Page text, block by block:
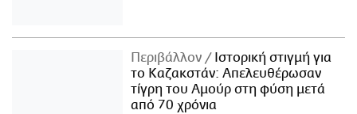
Περιβάλλον
Ιστορική στιγμή για
το Καζακστάν: Απελευθέρωσαν
τίγρη του Αμούρ στη φύση μετά
από 70 χρόνια